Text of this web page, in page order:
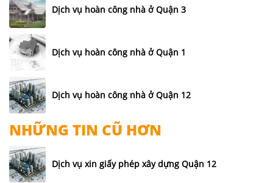
Dịch vụ hoàn công nhà ở Quận 3
Dịch vụ hoàn công nhà ở Quận 1
Dịch vụ hoàn công nhà ở Quận 12
NHỮNG TIN CŨ HƠN
Dịch vụ xin giấy phép xây dựng Quận 12